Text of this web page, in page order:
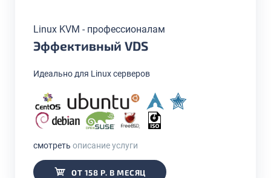
Linux KVM - профессионалам
Эффективный VDS
Идеально для Linux серверов
смотреть описание услуги
ОТ 158 Р. В МЕСЯЦ